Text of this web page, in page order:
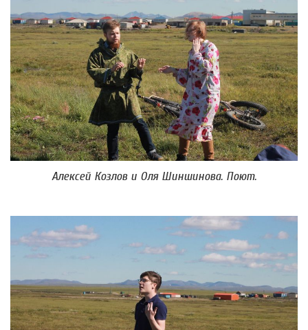
Алексей Козлов и Оля Шиншинова. Поют.